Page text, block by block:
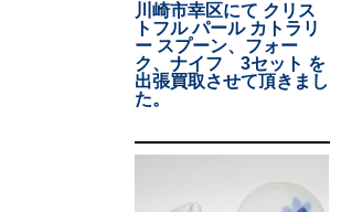
川崎市幸区にて クリス
トフル パール カトラリ
ー スプーン、フォー
ク、ナイフ 3セット を
出張買取させて頂きまし
た。